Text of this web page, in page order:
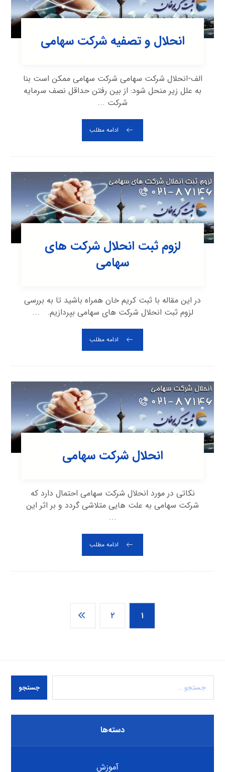
انحلال و تصفیه شرکت سهامی
الف-انحلال شرکت سهامی شرکت سهامی ممکن است بنا
به علل زیر منحل شود: از بین رفتن حداقل نصف سرمایه
شرکت ...
ادامه مطلب
لزوم ثبت انحلال شرکت های
سهامی
در این مقاله با ثبت کریم خان همراه باشید تا به بررسی
لزوم ثبت انحلال شرکت های سهامی بپردازیم. ...
ادامه مطلب
انحلال شرکت سهامی
نکاتی در مورد انحلال شرکت سهامی احتمال دارد که
شرکت سهامی به علت هایی متلاشی گردد و بر اثر این
...
ادامه مطلب
۱ ۲
جستجو
دسته‌ها
آموزش